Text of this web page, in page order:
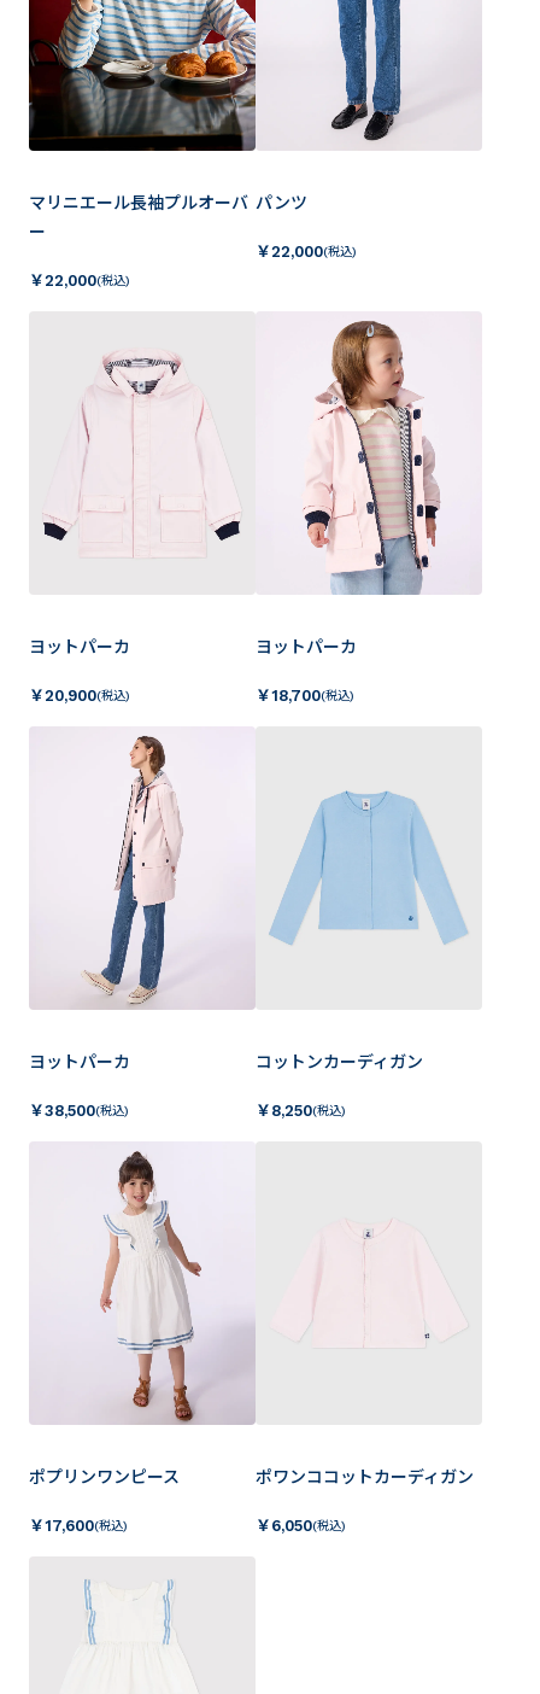
マリニエール長袖プルオーバ
ー
￥22,000(税込)
パンツ
￥22,000(税込)
ヨットパーカ
￥20,900(税込)
ヨットパーカ
￥18,700(税込)
ヨットパーカ
￥38,500(税込)
コットンカーディガン
￥ 8,250(税込)
ポプリンワンピース
￥17,600(税込)
ポワンココットカーディガン
￥ 6,050(税込)